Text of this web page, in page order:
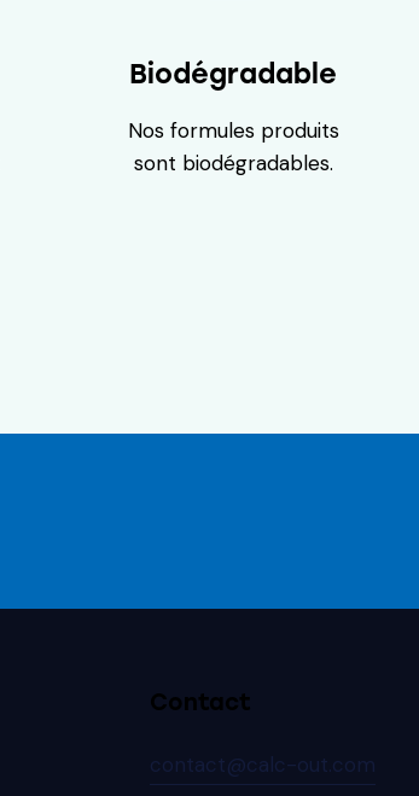
Biodégradable
Nos formules produits
sont biodégradables.
Contact
contact@calc-out.com